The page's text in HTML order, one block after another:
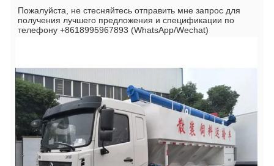
Пожалуйста, не стесняйтесь отправить мне запрос для
получения лучшего предложения и спецификации по
телефону +8618995967893 (WhatsApp/Wechat)